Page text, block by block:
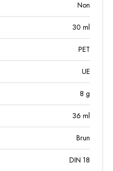
Non
30 ml
PET
UE
8 g
36 ml
Brun
DIN 18